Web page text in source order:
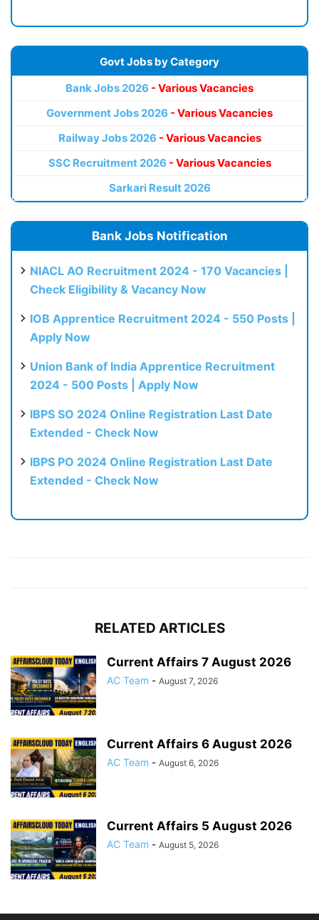
Govt Jobs by Category
Bank Jobs 2026 - Various Vacancies
Government Jobs 2026 - Various Vacancies
Railway Jobs 2026 - Various Vacancies
SSC Recruitment 2026 - Various Vacancies
Sarkari Result 2026
Bank Jobs Notification
NIACL AO Recruitment 2024 - 170 Vacancies |
Check Eligibility & Vacancy Now
IOB Apprentice Recruitment 2024 - 550 Posts |
Apply Now
Union Bank of India Apprentice Recruitment
2024 - 500 Posts | Apply Now
IBPS SO 2024 Online Registration Last Date
Extended - Check Now
IBPS PO 2024 Online Registration Last Date
Extended - Check Now
RELATED ARTICLES
Current Affairs 7 August 2026
AC Team - August 7, 2026
Current Affairs 6 August 2026
AC Team - August 6, 2026
Current Affairs 5 August 2026
AC Team - August 5, 2026